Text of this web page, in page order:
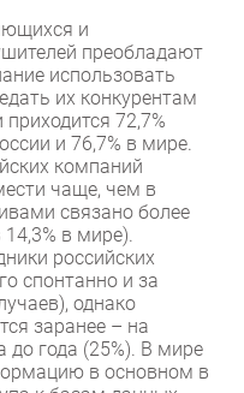
и
преобладают
использовать
их конкурентам
72,7%
и 76,7% в мире.
компаний
чаще, чем в
связано более
в мире).
российских
спонтанно и за
однако
заранее – на
до года (25%). В мире
в основном в